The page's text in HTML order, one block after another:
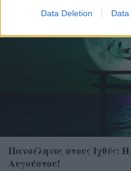
Data Deletion Data
Πανσέληνος στους Ιχθύς:
Αυγούστου!